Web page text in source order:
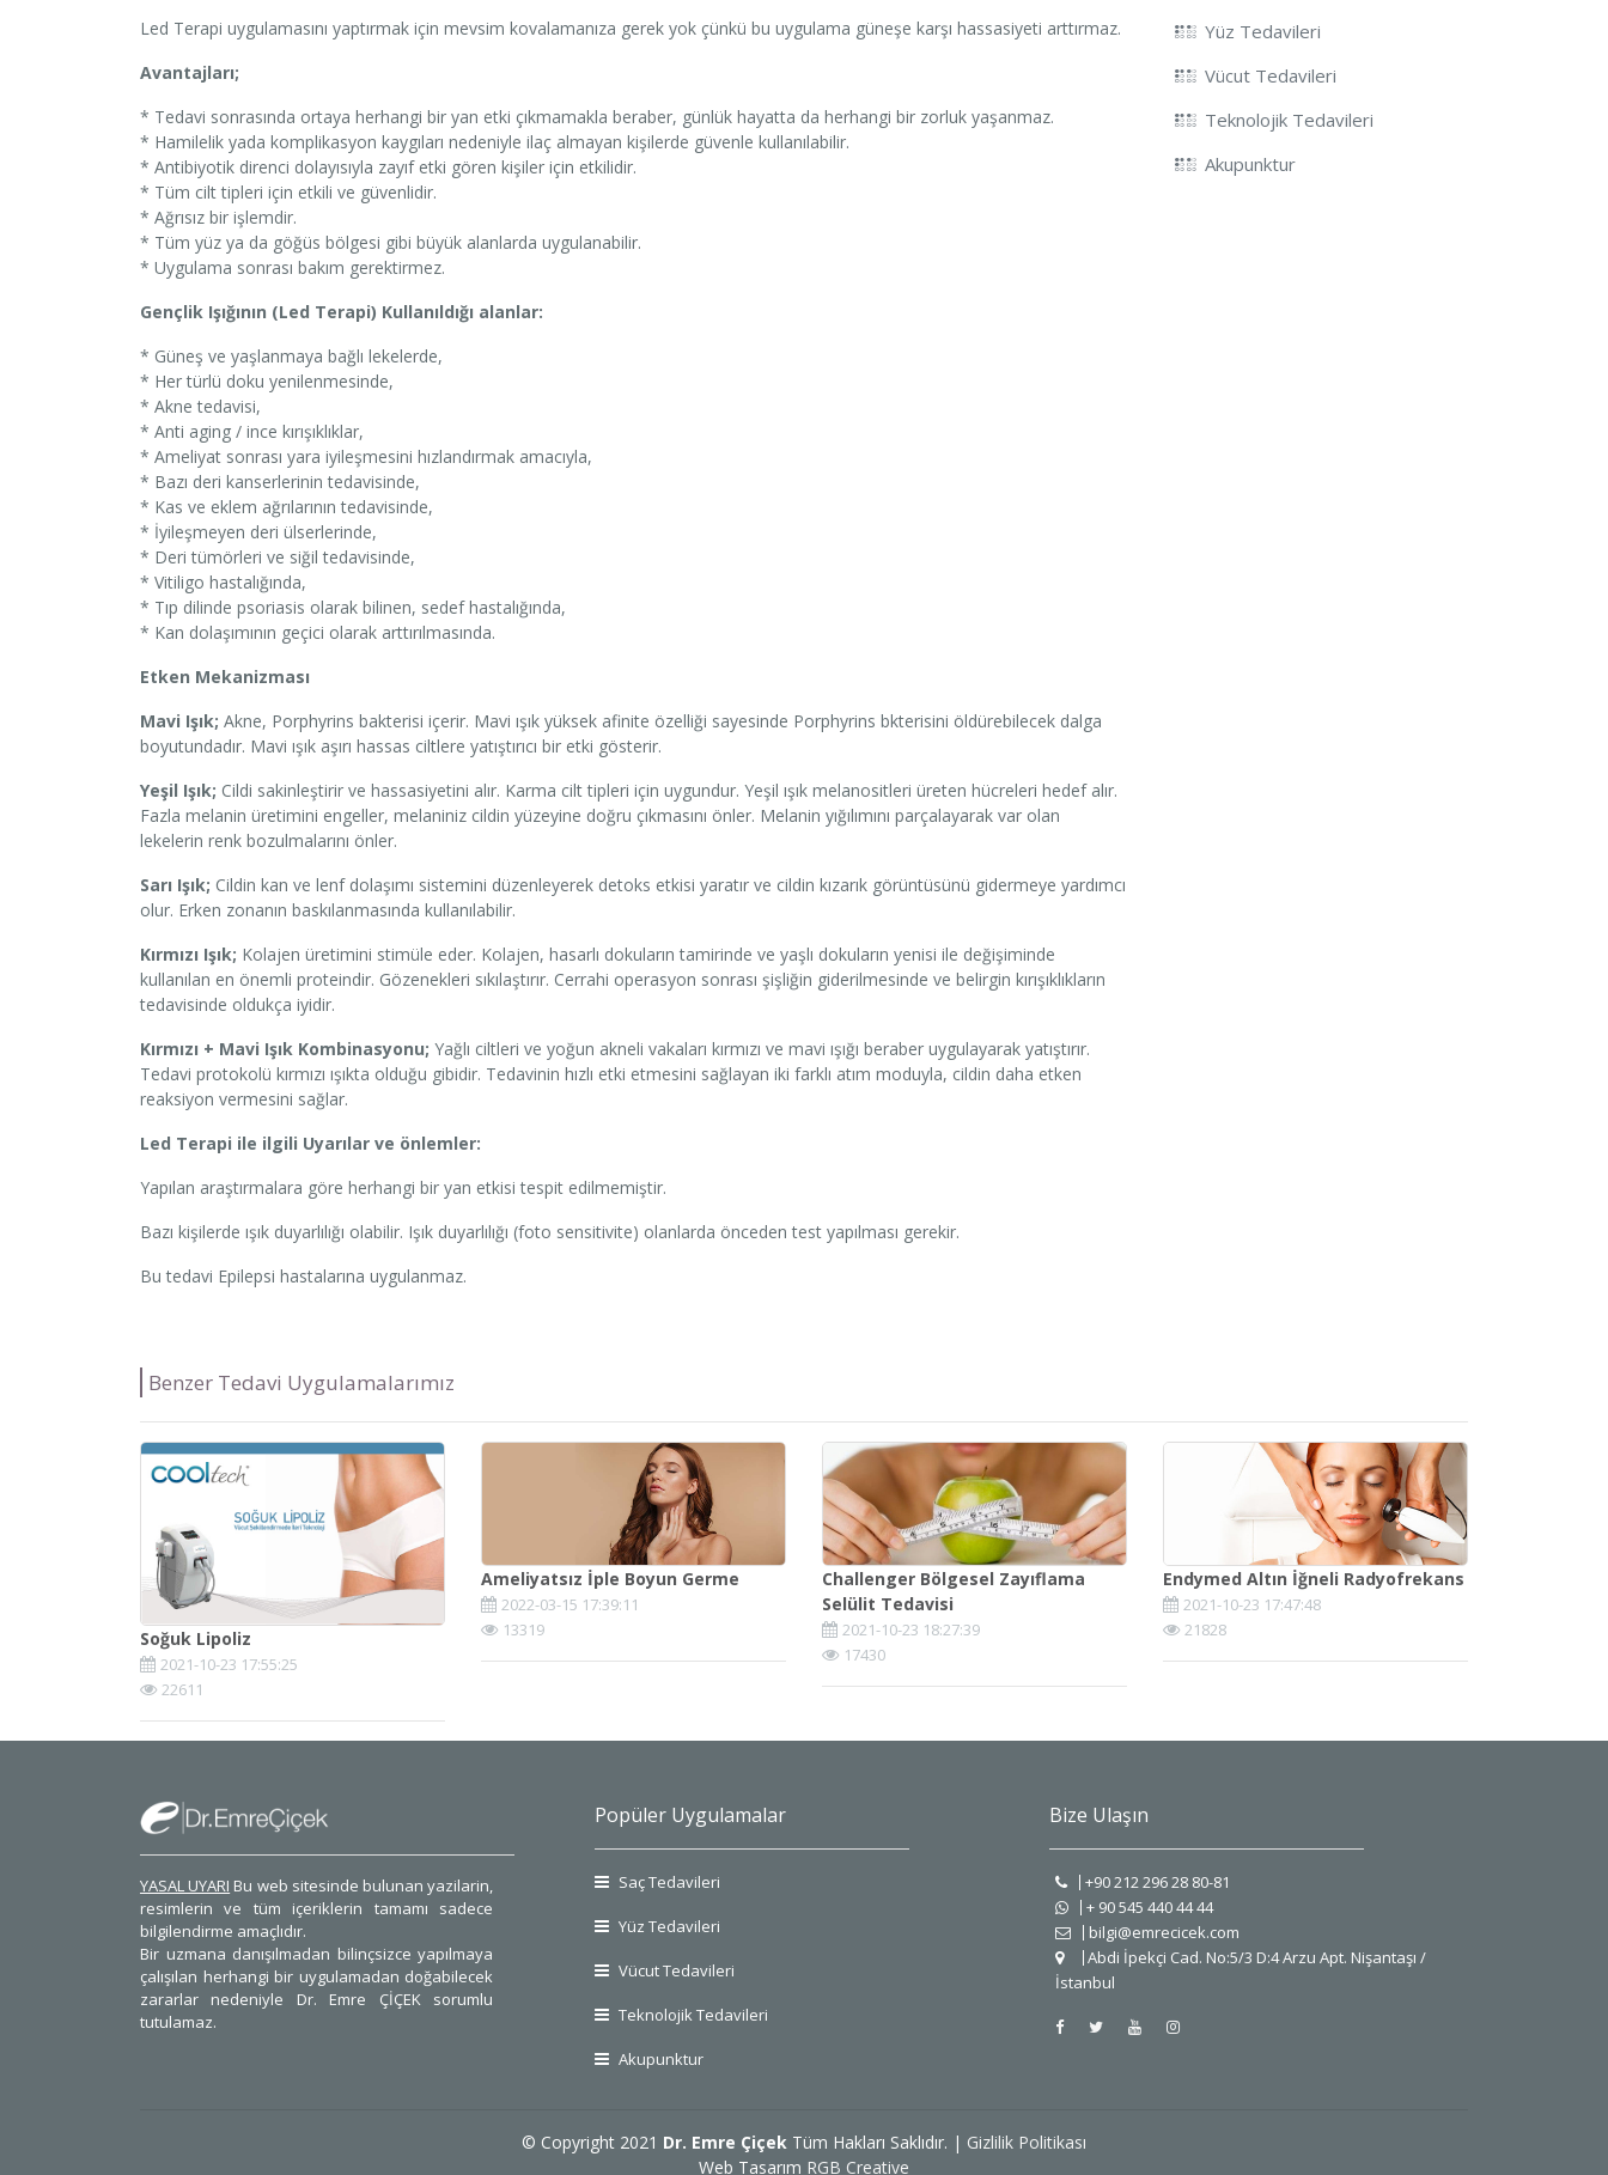
Led Terapi uygulamasını yaptırmak için mevsim kovalamanıza gerek yok çünkü bu uygulama güneşe karşı hassasiyeti arttırmaz.
Avantajları;
* Tedavi sonrasında ortaya herhangi bir yan etki çıkmamakla beraber, günlük hayatta da herhangi bir zorluk yaşanmaz.
* Hamilelik yada komplikasyon kaygıları nedeniyle ilaç almayan kişilerde güvenle kullanılabilir.
* Antibiyotik direnci dolayısıyla zayıf etki gören kişiler için etkilidir.
* Tüm cilt tipleri için etkili ve güvenlidir.
* Ağrısız bir işlemdir.
* Tüm yüz ya da göğüs bölgesi gibi büyük alanlarda uygulanabilir.
* Uygulama sonrası bakım gerektirmez.
Gençlik Işığının (Led Terapi) Kullanıldığı alanlar:
* Güneş ve yaşlanmaya bağlı lekelerde,
* Her türlü doku yenilenmesinde,
* Akne tedavisi,
* Anti aging / ince kırışıklıklar,
* Ameliyat sonrası yara iyileşmesini hızlandırmak amacıyla,
* Bazı deri kanserlerinin tedavisinde,
* Kas ve eklem ağrılarının tedavisinde,
* İyileşmeyen deri ülserlerinde,
* Deri tümörleri ve siğil tedavisinde,
* Vitiligo hastalığında,
* Tıp dilinde psoriasis olarak bilinen, sedef hastalığında,
* Kan dolaşımının geçici olarak arttırılmasında.
Etken Mekanizması
Mavi Işık; Akne, Porphyrins bakterisi içerir. Mavi ışık yüksek afinite özelliği sayesinde Porphyrins bkterisini öldürebilecek dalga
boyutundadır. Mavi ışık aşırı hassas ciltlere yatıştırıcı bir etki gösterir.
Yeşil Işık; Cildi sakinleştirir ve hassasiyetini alır. Karma cilt tipleri için uygundur. Yeşil ışık melanositleri üreten hücreleri hedef alır.
Fazla melanin üretimini engeller, melaniniz cildin yüzeyine doğru çıkmasını önler. Melanin yığılımını parçalayarak var olan
lekelerin renk bozulmalarını önler.
Sarı Işık; Cildin kan ve lenf dolaşımı sistemini düzenleyerek detoks etkisi yaratır ve cildin kızarık görüntüsünü gidermeye yardımcı
olur. Erken zonanın baskılanmasında kullanılabilir.
Kırmızı Işık; Kolajen üretimini stimüle eder. Kolajen, hasarlı dokuların tamirinde ve yaşlı dokuların yenisi ile değişiminde
kullanılan en önemli proteindir. Gözenekleri sıkılaştırır. Cerrahi operasyon sonrası şişliğin giderilmesinde ve belirgin kırışıklıkların
tedavisinde oldukça iyidir.
Kırmızı + Mavi Işık Kombinasyonu; Yağlı ciltleri ve yoğun akneli vakaları kırmızı ve mavi ışığı beraber uygulayarak yatıştırır.
Tedavi protokolü kırmızı ışıkta olduğu gibidir. Tedavinin hızlı etki etmesini sağlayan iki farklı atım moduyla, cildin daha etken
reaksiyon vermesini sağlar.
Led Terapi ile ilgili Uyarılar ve önlemler:
Yapılan araştırmalara göre herhangi bir yan etkisi tespit edilmemiştir.
Bazı kişilerde ışık duyarlılığı olabilir. Işık duyarlılığı (foto sensitivite) olanlarda önceden test yapılması gerekir.
Bu tedavi Epilepsi hastalarına uygulanmaz.
Yüz Tedavileri
Vücut Tedavileri
Teknolojik Tedavileri
Akupunktur
Benzer Tedavi Uygulamalarımız
Soğuk Lipoliz
2021-10-23 17:55:25
22611
Ameliyatsız İple Boyun Germe
2022-03-15 17:39:11
13319
Challenger Bölgesel Zayıflama
Selülit Tedavisi
2021-10-23 18:27:39
17430
Endymed Altın İğneli Radyofrekans
2021-10-23 17:47:48
21828
YASAL UYARI Bu web sitesinde bulunan yazilarin,
resimlerin ve tüm içeriklerin tamamı sadece
bilgilendirme amaçlıdır.
Bir uzmana danışılmadan bilinçsizce yapılmaya
çalışılan herhangi bir uygulamadan doğabilecek
zararlar nedeniyle Dr. Emre ÇİÇEK sorumlu
tutulamaz.
Popüler Uygulamalar
Saç Tedavileri
Yüz Tedavileri
Vücut Tedavileri
Teknolojik Tedavileri
Akupunktur
Bize Ulaşın
+90 212 296 28 80-81
+ 90 545 440 44 44
bilgi@emrecicek.com
Abdi İpekçi Cad. No:5/3 D:4 Arzu Apt. Nişantaşı /
İstanbul
© Copyright 2021 Dr. Emre Çiçek Tüm Hakları Saklıdır. | Gizlilik Politikası
Web Tasarım RGB Creative